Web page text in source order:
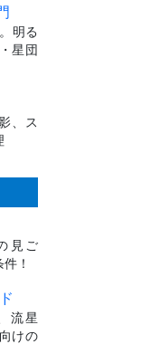
明る
星団
、ス
見ご
！
流星
けの